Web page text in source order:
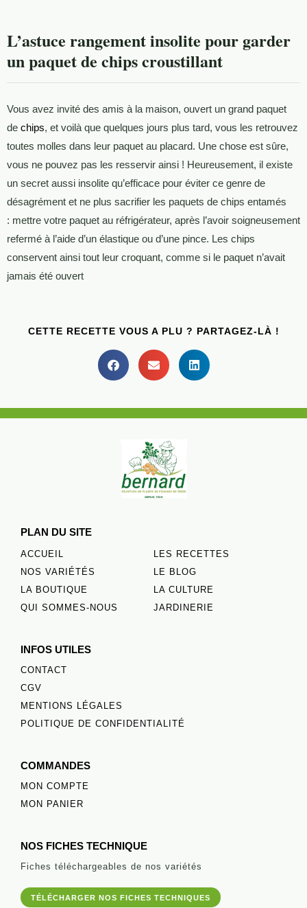
L’astuce rangement insolite pour garder
un paquet de chips croustillant
Vous avez invité des amis à la maison, ouvert un grand paquet
de chips, et voilà que quelques jours plus tard, vous les retrouvez
toutes molles dans leur paquet au placard. Une chose est sûre,
vous ne pouvez pas les resservir ainsi ! Heureusement, il existe
un secret aussi insolite qu’efficace pour éviter ce genre de
désagrément et ne plus sacrifier les paquets de chips entamés
: mettre votre paquet au réfrigérateur, après l’avoir soigneusement
refermé à l’aide d’un élastique ou d’une pince. Les chips
conservent ainsi tout leur croquant, comme si le paquet n’avait
jamais été ouvert
CETTE RECETTE VOUS A PLU ? PARTAGEZ-LÀ !
PLAN DU SITE
ACCUEIL
NOS VARIÉTÉS
LA BOUTIQUE
QUI SOMMES-NOUS
LES RECETTES
LE BLOG
LA CULTURE
JARDINERIE
INFOS UTILES
CONTACT
CGV
MENTIONS LÉGALES
POLITIQUE DE CONFIDENTIALITÉ
COMMANDES
MON COMPTE
MON PANIER
NOS FICHES TECHNIQUE
Fiches téléchargeables de nos variétés
TÉLÉCHARGER NOS FICHES TECHNIQUES